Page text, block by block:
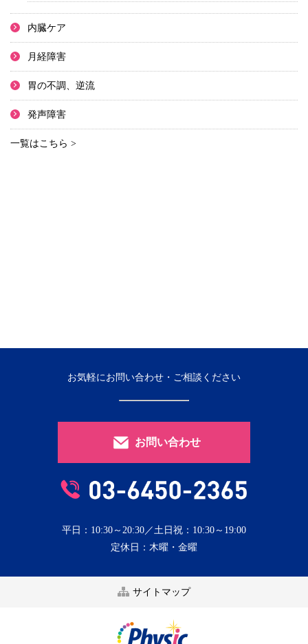
内臓ケア
月経障害
胃の不調、逆流
発声障害
一覧はこちら >
お気軽にお問い合わせ・ご相談ください
お問い合わせ
平日：10:30～20:30／土日祝：10:30～19:00
定休日：木曜・金曜
サイトマップ